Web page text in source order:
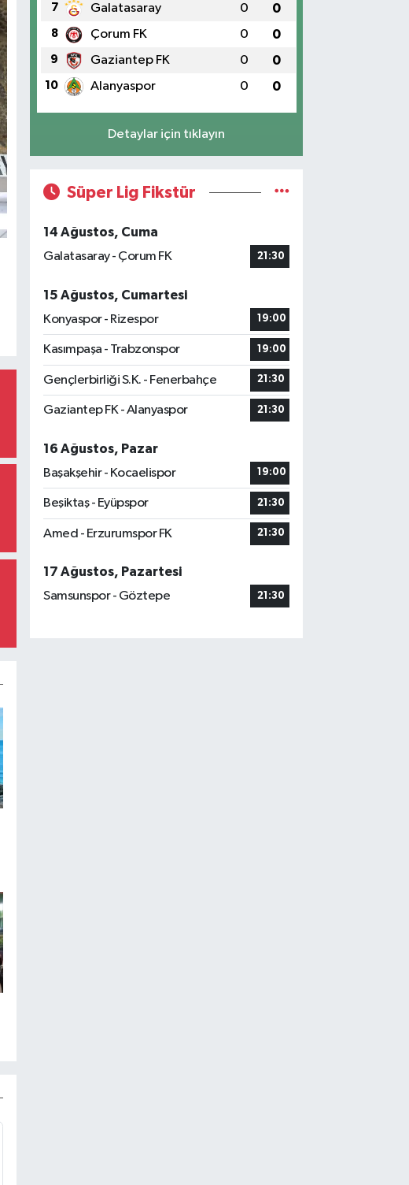
7 Galatasaray 0 0
8 Çorum FK 0 0
9 Gaziantep FK 0 0
10 Alanyaspor 0 0
Detaylar için tıklayın
Süper Lig Fikstür
14 Ağustos, Cuma
Galatasaray - Çorum FK
21:30
15 Ağustos, Cumartesi
Konyaspor - Rizespor
19:00
Kasımpaşa - Trabzonspor 19:00
Gençlerbirliği S.K. - Fenerbahçe 21:30
Gaziantep FK - Alanyaspor 21:30
16 Ağustos, Pazar
Başakşehir - Kocaelispor
19:00
Beşiktaş - Eyüpspor 21:30
Amed - Erzurumspor FK 21:30
17 Ağustos, Pazartesi
Samsunspor - Göztepe
21:30